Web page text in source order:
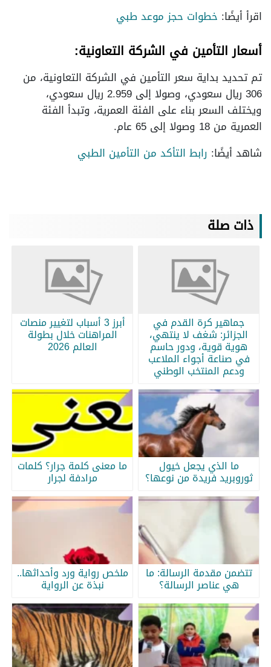
اقرأ أيضًا: خطوات حجز موعد طبي
أسعار التأمين في الشركة التعاونية:
تم تحديد بداية سعر التأمين في الشركة التعاونية، من
306 ريال سعودي، وصولا إلى 2.959 ريال سعودي،
ويختلف السعر بناء على الفئة العمرية، وتبدأ الفئة
العمرية من 18 وصولا إلى 65 عام.
شاهد أيضًا: رابط التأكد من التأمين الطبي
ذات صلة
جماهير كرة القدم في
الجزائر: شغف لا ينتهي،
هوية قوية، ودور حاسم
في صناعة أجواء الملاعب
ودعم المنتخب الوطني
أبرز 3 أسباب لتغيير منصات
المراهنات خلال بطولة
العالم 2026
ما الذي يجعل خيول
ثوروبريد فريدة من نوعها؟
ما معنى كلمة جرار؟ كلمات
مرادفة لجرار
تتضمن مقدمة الرسالة: ما
هي عناصر الرسالة؟
ملخص رواية ورد وأحداثها..
نبذة عن الرواية